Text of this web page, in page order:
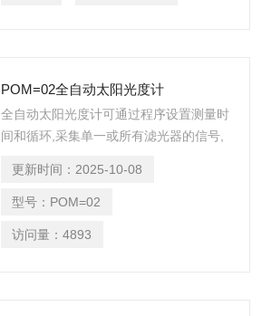
POM=02全自动太阳光度计
全自动太阳光度计可通过程序设置测量时
间和循环,采集单一或所有滤光器的信号,
定性,*的太阳跟踪器测量直接辐射,跟踪器
带自动修正功能的太阳传感器.
更新时间： 2025-10-08
型号： POM=02
访问量：4893